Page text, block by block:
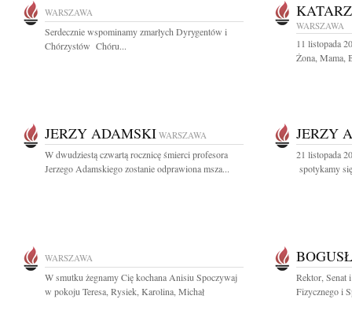
WARSZAWA
Serdecznie wspominamy zmarłych Dyrygentów i
Chórzystów Chóru...
WARSZAWA
11 listopada
Żona, Mama,
JERZY ADAMSKI WARSZAWA
W dwudziestą czwartą rocznicę śmierci profesora
Jerzego Adamskiego zostanie odprawiona msza...
JERZY
21 listopada
spotykamy
WARSZAWA
W smutku żegnamy Cię kochana Anisiu Spoczywaj
w pokoju Teresa, Rysiek, Karolina, Michał
Rektor, Senat
Fizycznego i